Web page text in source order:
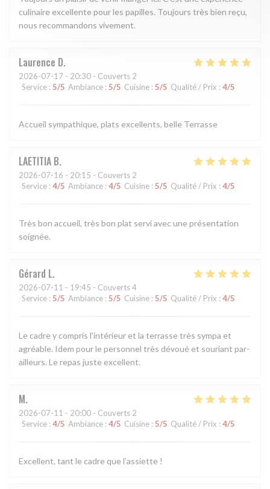
culinaire excellente pour les papilles. Toujours très bien reçu,
nous recommandons vivement.
Laurence D
2026-07-17 - 20:30 - Couverts 2
Service :5/5 Ambiance : 5/5 Cuisine : 5/5 Qualité / Prix : 4/5
Accueil sympathique, plats excellents, belle Terrasse
LAETITIA B
2026-07-16 - 20:15 - Couverts 2
Service : 4/5 Ambiance : 4/5 Cuisine : 5/5 Qualité / Prix : 4/5
Très bon accueil, très bon plat servi avec une présentation
soignée.
Gérard L
2026-07-11 - 19:45 - Couverts 4
Service : 5/5 Ambiance : 5/5 Cuisine : 5/5 Qualité / Prix : 4/5
Le cadre y compris l'intérieur et la terrasse très sympa et
agréable. Idem pour le personnel très dévoué et souriant par-
ailleurs. Le repas juste excellent.
M
2026-07-11 - 20:00 - Couverts 2
Service : 4/5 Ambiance : 4/5 Cuisine : 5/5 Qualité / Prix : 4/5
Excellent, tant le cadre que l’assiette !